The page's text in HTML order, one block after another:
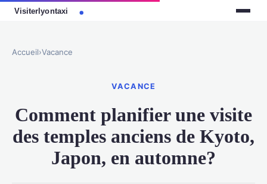
Accueil›Vacance
VACANCE
Comment planifier une visite
des temples anciens de Kyoto,
Japon, en automne?